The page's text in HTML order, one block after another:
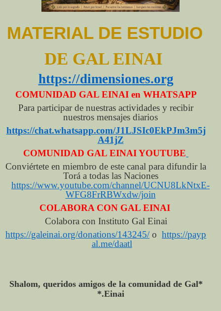
MATERIAL DE ESTUDIO
DE GAL EINAI
https://dimensiones.org
COMUNIDAD GAL EINAI en WHATSAPP
Para participar de nuestras actividades y recibir
nuestros mensajes diarios
https://chat.whatsapp.com/J1LJSIc0EkPJm3m5j
A41jZ
COMUNIDAD GAL EINAI YOUTUBE
Conviértete en miembro de este canal para difundir la
Torá a todas las Naciones
https://www.youtube.com/channel/UCNU8LkNtxE-
WFG8FrRBWxdw/join
COLABORA CON GAL EINAI
Colabora con Instituto Gal Einai
https://galeinai.org/donations/143245/ o https://payp
al.me/daatl
*Shalom, queridos amigos de la comunidad de Gal
Einai.*